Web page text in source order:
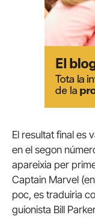
El resultat final es
en el segon
apareixia per
Captain Marvel
poc, es traduiria
guionista Bill